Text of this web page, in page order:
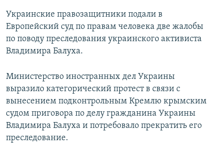
Украинские правозащитники подали в
Европейский суд по правам человека две жалобы
по поводу преследования украинского активиста
Владимира Балуха.
Министерство иностранных дел Украины
выразило категорический протест в связи с
вынесением подконтрольным Кремлю крымским
судом приговора по делу гражданина Украины
Владимира Балуха и потребовало прекратить его
преследование.